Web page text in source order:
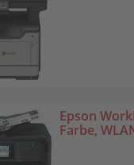
Epson
Farbe,